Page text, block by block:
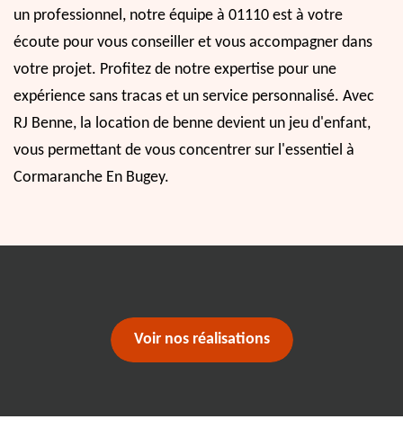
un professionnel, notre équipe à 01110 est à votre
écoute pour vous conseiller et vous accompagner dans
votre projet. Profitez de notre expertise pour une
expérience sans tracas et un service personnalisé. Avec
RJ Benne, la location de benne devient un jeu d'enfant,
vous permettant de vous concentrer sur l'essentiel à
Cormaranche En Bugey.
Voir nos réalisations